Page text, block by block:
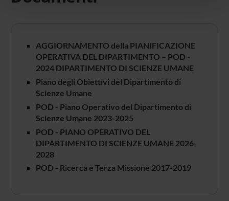
AGGIORNAMENTO della PIANIFICAZIONE
OPERATIVA DEL DIPARTIMENTO – POD -
2024 DIPARTIMENTO DI SCIENZE UMANE
Piano degli Obiettivi del Dipartimento di
Scienze Umane
POD - Piano Operativo del Dipartimento di
Scienze Umane 2023-2025
POD - PIANO OPERATIVO DEL
DIPARTIMENTO DI SCIENZE UMANE 2026-
2028
POD - Ricerca e Terza Missione 2017-2019